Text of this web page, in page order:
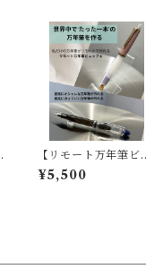
【リモート万年筆ビ
ッフェ】基本プラン
リモート万年筆ビュッ
¥5,500